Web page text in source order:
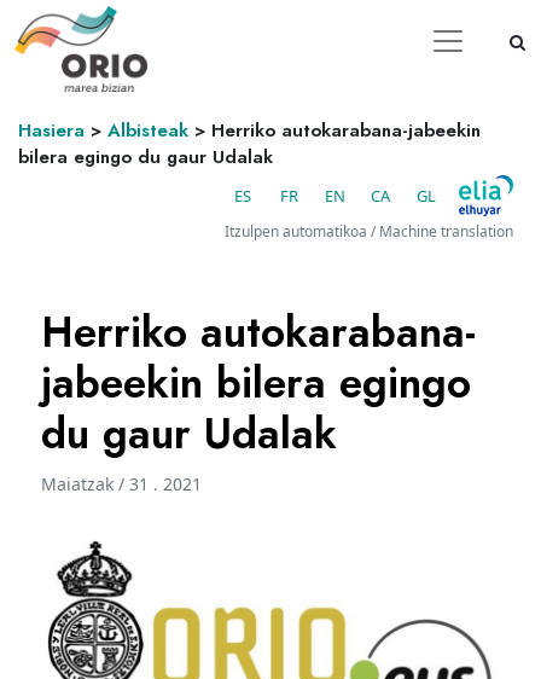
Hasiera > Albisteak > Herriko autokarabana-jabeekin
bilera egingo du gaur Udalak
ES FR EN CA GL
Itzulpen automatikoa / Machine translation
Herriko autokarabana-
jabeekin bilera egingo
du gaur Udalak
Maiatzak / 31 . 2021